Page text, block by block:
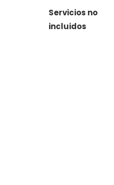
Servicios no
incluidos